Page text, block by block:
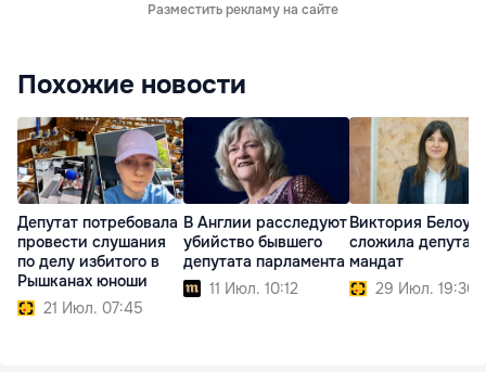
Разместить рекламу на сайте
Похожие новости
Депутат потребовала
провести слушания
по делу избитого в
Рышканах юноши
21 Июл. 07:45
В Англии расследуют
убийство бывшего
депутата парламента
11 Июл. 10:12
Виктория Белоус
сложила
мандат
29 Июл. 19:30